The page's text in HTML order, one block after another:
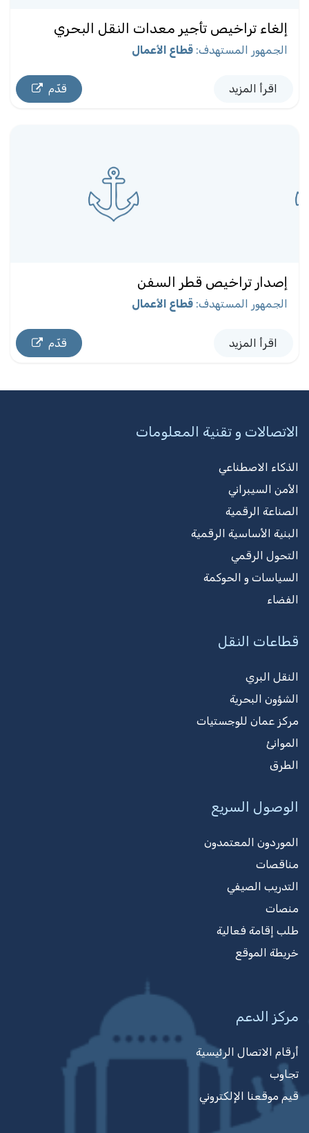
إلغاء تراخيص تأجير معدات النقل البحري
الجمهور المستهدف: قطاع الأعمال
اقرأ المزيد قدّم
إصدار تراخيص قطر السفن
الجمهور المستهدف: قطاع الأعمال
اقرأ المزيد قدّم
الاتصالات و تقنية المعلومات
الذكاء الاصطناعي
الأمن السيبراني
الصناعة الرقمية
البنية الأساسية الرقمية
التحول الرقمي
السياسات و الحوكمة
الفضاء
قطاعات النقل
النقل البري
الشؤون البحرية
مركز عمان للوجستيات
الموانئ
الطرق
الوصول السريع
الموردون المعتمدون
مناقصات
التدريب الصيفي
منصات
طلب إقامة فعالية
خريطة الموقع
مركز الدعم
أرقام الاتصال الرئيسية
تجاوب
قيم موقعنا الإلكتروني